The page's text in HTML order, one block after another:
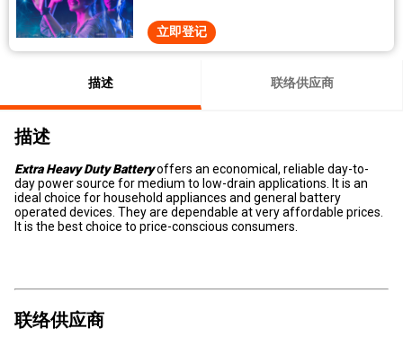
立即登记
描述 联络供应商
描述
Extra Heavy Duty Batteryoffers an economical, reliable day-to-
day power source for medium to low-drain applications. It is an
ideal choice for household appliances and general battery
operated devices. They are dependable at very affordable prices.
It is the best choice to price-conscious consumers.
联络供应商